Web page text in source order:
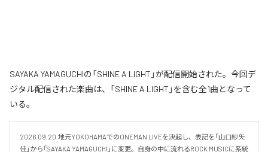
SAYAKA YAMAGUCHIの「SHINE A LIGHT」が配信開始された。今回デ
ジタル配信された楽曲は、「SHINE A LIGHT」を含む全1曲となって
いる。
2026.09.20.地元YOKOHAMAでのONEMAN LIVEを決起し、表記を「山口紗矢
佳」から「SAYAKA YAMAGUCHI」に変更。自身の中に流れるROCK MUSICに系統